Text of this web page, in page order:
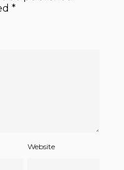
*
Website